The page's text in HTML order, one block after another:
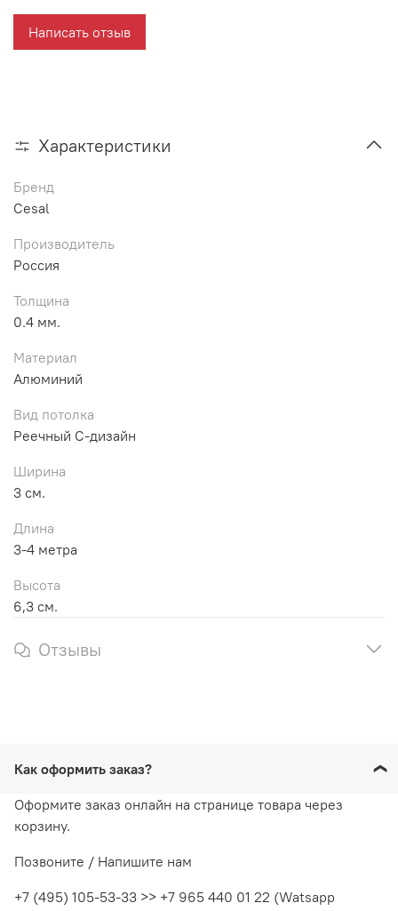
Написать отзыв
Характеристики
Бренд
Cesal
Производитель
Россия
Толщина
0.4 мм.
Материал
Алюминий
Вид потолка
Реечный С-дизайн
Ширина
3 см.
Длина
3-4 метра
Высота
6,3 см.
Отзывы
Как оформить заказ?
Оформите заказ онлайн на странице товара через
корзину.
Позвоните / Напишите нам
+7 (495) 105-53-33 >> +7 965 440 01 22 (Watsapp